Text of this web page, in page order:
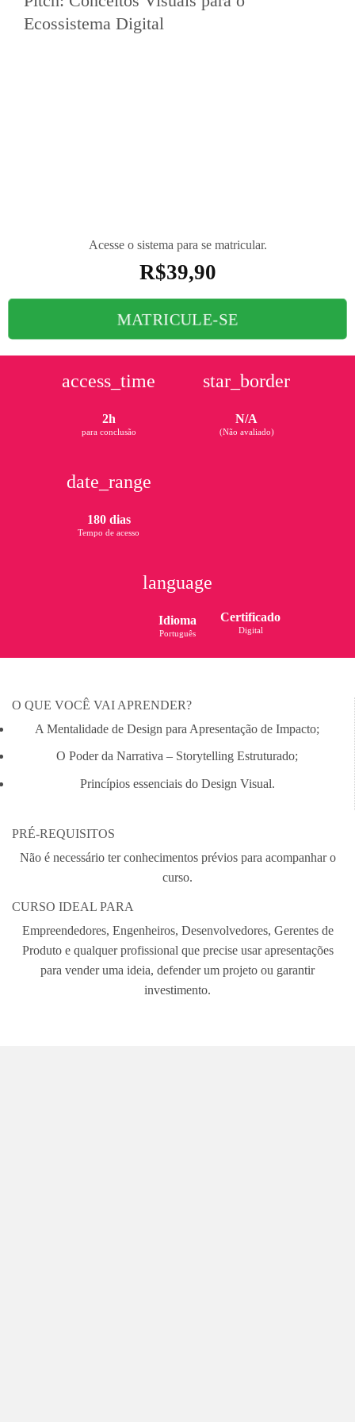
Ecossistema Digital
Acesse o sistema para se matricular.
R$39,90
MATRICULE-SE
access_time
2h
para conclusão
star_border
N/A
(Não avaliado)
date_range
180 dias
Tempo de acesso
Certificado
Digital
language
Idioma
Português
O QUE VOCÊ VAI APRENDER?
A Mentalidade de Design para Apresentação de Impacto;
O Poder da Narrativa – Storytelling Estruturado;
Princípios essenciais do Design Visual.
PRÉ-REQUISITOS
Não é necessário ter conhecimentos prévios para acompanhar o
curso.
CURSO IDEAL PARA
Empreendedores, Engenheiros, Desenvolvedores, Gerentes de
Produto e qualquer profissional que precise usar apresentações
para vender uma ideia, defender um projeto ou garantir
investimento.